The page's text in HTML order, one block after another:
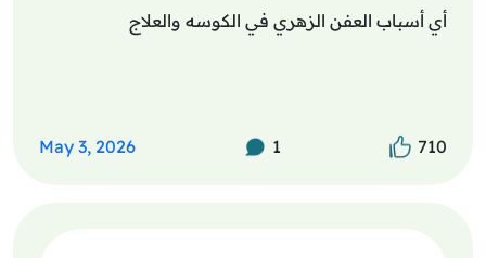
أي أسباب العفن الزهري في الكوسه والعلاج
710
1
May 3, 2026